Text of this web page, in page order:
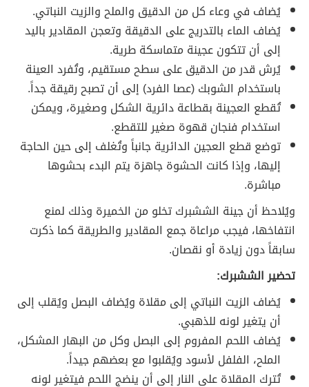
يُضاف في وعاء كل من الدقيق والملح والزيت النباتي.
يُضاف الماء بالتدريج على الدقيقة وتعجن المقادير باليد
إلى أن تتكون عجينة متماسكة طرية.
يُرش قدر من الدقيق على سطح مستقيم، وتُفرد العينة
باستخدام الشوبك (عصا الفرد) إلى أن تصبح رقيقة جداً.
تُقطع العجينة بقطاعة دائرية الشكل وصغيرة، ويمكن
استخدام فنجان قهوة صغير للتقطع.
توضع قطع العجين الدائرية جانباً وتُغلف إلى حين الحاجة
إليها، وإذا كانت الحشوة جاهزة يتم البدء بحشوها
مباشرة.
ويُلاحظ أن جينة الششبرك تخلو من الخميرة وذلك لمنع
انتفاخها، فيجب مراعاة جمع المقادير والطريقة كما ذكرت
سابقاً دون زيادة أو نقصان.
تحضير الششبرك:
يُضاف الزيت النباتي إلى مقلاة ويُضاف البصل ويُقلب إلى
أن يتغير لونه للذهبي.
يُضاف اللحم المفروم إلى البصل وكل من البهار المشكل،
الملح، الفلفل لأسود ويُقلبوا مع بعضهم جيداً.
تُترك المقلاة على النار إلى أن ينضج اللحم فيتغير لونه